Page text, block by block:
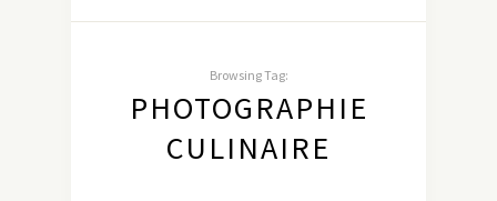
Browsing Tag:
PHOTOGRAPHIE
CULINAIRE